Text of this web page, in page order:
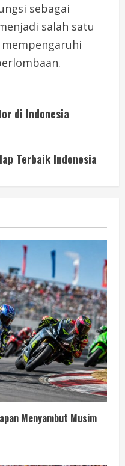
sebagai
salah satu
di Indonesia
Terbaik Indonesia
Menyambut Musim